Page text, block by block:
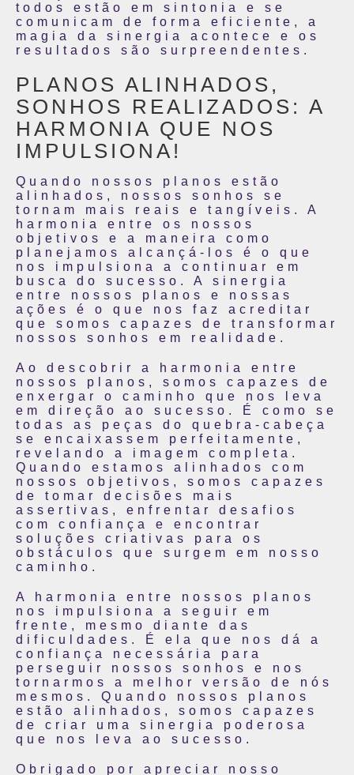
todos estão em sintonia e se
comunicam de forma eficiente, a
magia da sinergia acontece e os
resultados são surpreendentes.
PLANOS ALINHADOS,
SONHOS REALIZADOS: A
HARMONIA QUE NOS
IMPULSIONA!
Quando nossos planos estão
alinhados, nossos sonhos se
tornam mais reais e tangíveis. A
harmonia entre os nossos
objetivos e a maneira como
planejamos alcançá-los é o que
nos impulsiona a continuar em
busca do sucesso. A sinergia
entre nossos planos e nossas
ações é o que nos faz acreditar
que somos capazes de transformar
nossos sonhos em realidade.
Ao descobrir a harmonia entre
nossos planos, somos capazes de
enxergar o caminho que nos leva
em direção ao sucesso. É como se
todas as peças do quebra-cabeça
se encaixassem perfeitamente,
revelando a imagem completa.
Quando estamos alinhados com
nossos objetivos, somos capazes
de tomar decisões mais
assertivas, enfrentar desafios
com confiança e encontrar
soluções criativas para os
obstáculos que surgem em nosso
caminho.
A harmonia entre nossos planos
nos impulsiona a seguir em
frente, mesmo diante das
dificuldades. É ela que nos dá a
confiança necessária para
perseguir nossos sonhos e nos
tornarmos a melhor versão de nós
mesmos. Quando nossos planos
estão alinhados, somos capazes
de criar uma sinergia poderosa
que nos leva ao sucesso.
Obrigado por apreciar nosso